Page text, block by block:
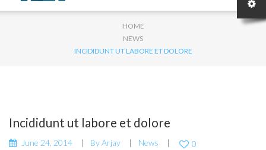
HOME
NEWS
INCIDIDUNT UT LABORE ET DOLORE
Incididunt ut labore et dolore
June 24, 2014 ByArjay News 0